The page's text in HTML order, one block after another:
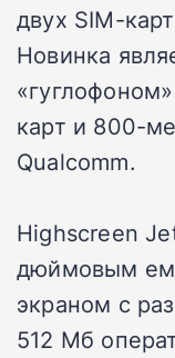
двух SIM-
Новинка
карт и 800-
Qualcomm.
Highscreen
дюймовым
экраном с
512 Мб